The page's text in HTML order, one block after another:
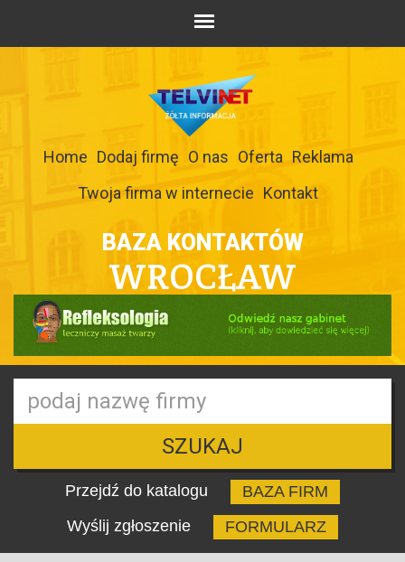
Home Dodaj firmę O nas Oferta Reklama
Twoja firma w internecie Kontakt
BAZA KONTAKTÓW
WROCŁAW
SZUKAJ
Przejdź do katalogu
BAZA FIRM
Wyślij zgłoszenie
FORMULARZ